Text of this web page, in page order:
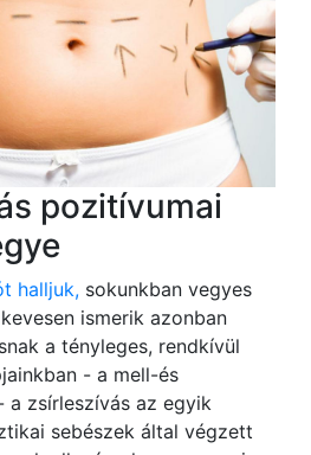
pozitívumai
halljuk, sokunkban vegyes
ismerik azonban
a tényleges, rendkívül
- a mell-és
zsírleszívás az egyik
sebészek által végzett